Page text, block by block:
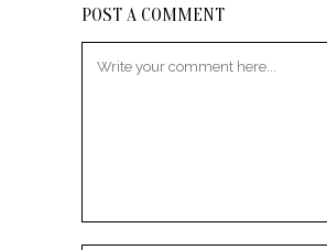
POST A COMMENT